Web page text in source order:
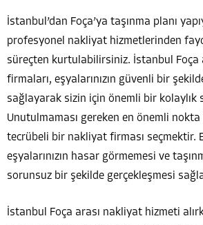
İstanbul’dan Foça’ya taşınma planı
profesyonel nakliyat hizmetlerinden
süreçten kurtulabilirsiniz. İstanbul Foça
firmaları, eşyalarınızın güvenli bir
sağlayarak sizin için önemli bir kolaylık
Unutulmaması gereken en önemli
tecrübeli bir nakliyat firması seçmektir.
eşyalarınızın hasar görmemesi ve
sorunsuz bir şekilde gerçekleşmesi
İstanbul Foça arası nakliyat hizmeti